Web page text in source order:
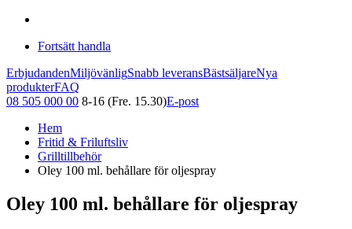
Fortsätt handla
ErbjudandenMiljövänligSnabb leveransBästsäljareNya
produkterFAQ
08 505 000 00 8-16 (Fre. 15.30)E-post
Hem
Fritid & Friluftsliv
Grilltillbehör
Oley 100 ml. behållare för oljespray
Oley 100 ml. behållare för oljespray